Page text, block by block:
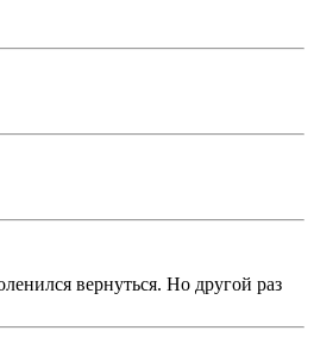
вернуться. Но другой раз